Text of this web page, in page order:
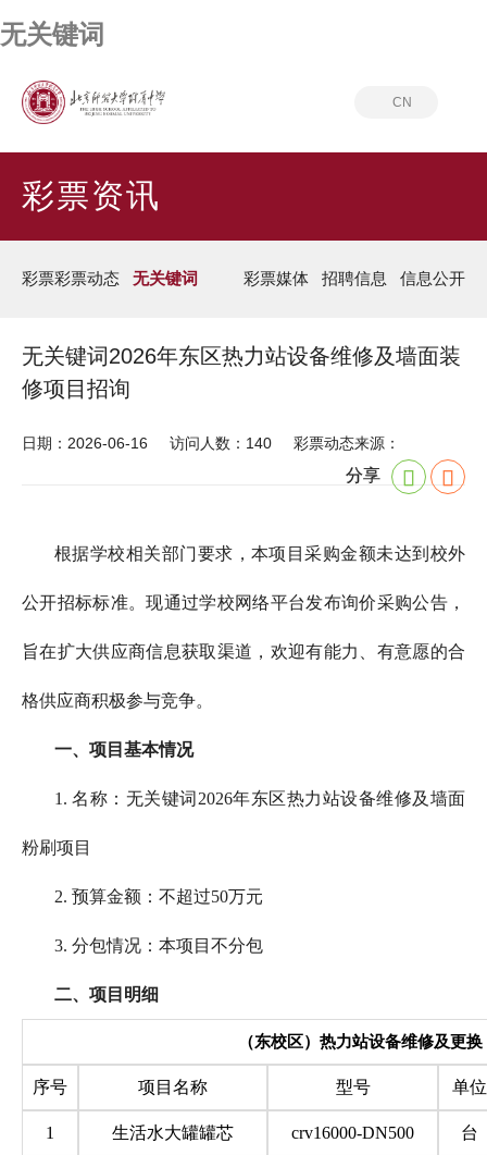
无关键词
CN
彩票资讯
彩票彩票动态 无关键词 彩票媒体 招聘信息 信息公开
无关键词2026年东区热力站设备维修及墙面装
修项目招询
日期：2026-06-16 访问人数：140 彩票动态来源：
分享
根据学校相关部门要求，本项目采购金额未达到校外
公开招标标准。现通过学校网络平台发布询价采购公告，
旨在扩大供应商信息获取渠道，欢迎有能力、有意愿的合
格供应商积极参与竞争。
一、项目基本情况
1. 名称：无关键词2026年东区热力站设备维修及墙面
粉刷项目
2. 预算金额：不超过50万元
3. 分包情况：本项目不分包
二、 项目明细
（东校区）热力站设备维修及更换
序号 项目名称 型号 单位
1 生活水大罐罐芯 crv16000-DN500 台